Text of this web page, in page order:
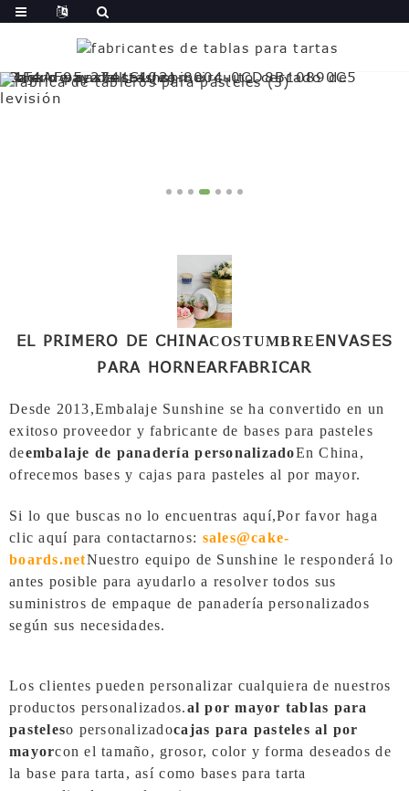
EL PRIMERO DE CHINACOSTUMBREENVASES
PARA HORNEARFABRICAR
Desde 2013,Embalaje Sunshine se ha convertido en un
exitoso proveedor y fabricante de bases para pasteles
deembalaje de panadería personalizadoEn China,
ofrecemos bases y cajas para pasteles al por mayor.
Si lo que buscas no lo encuentras aquí,Por favor haga
clic aquí para contactarnos: sales@cake-
boards.netNuestro equipo de Sunshine le responderá lo
antes posible para ayudarlo a resolver todos sus
suministros de empaque de panadería personalizados
según sus necesidades.
Los clientes pueden personalizar cualquiera de nuestros
productos personalizados.al por mayor tablas para
pasteleso personalizadocajas para pasteles al por
mayorcon el tamaño, grosor, color y forma deseados de
la base para tarta, así como bases para tarta